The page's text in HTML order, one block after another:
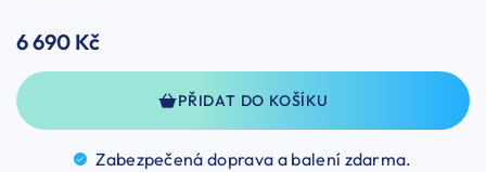
6 690 Kč
PŘIDAT DO KOŠÍKU
Zabezpečená doprava a balení zdarma.